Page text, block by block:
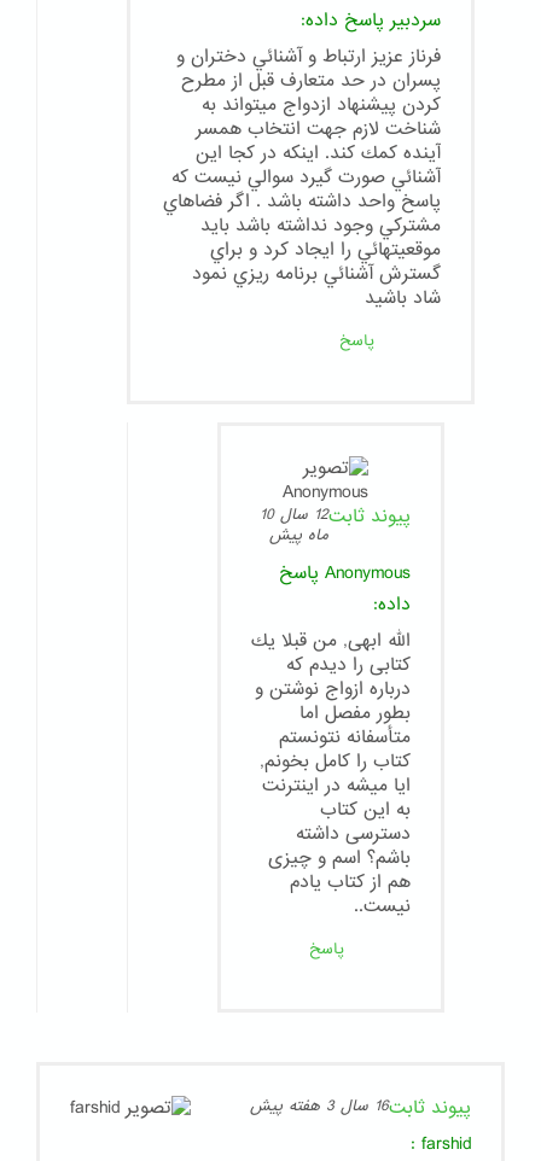
سردبیر پاسخ داده:
فرناز عزيز ارتباط و آشنائي دختران و
پسران در حد متعارف قبل از مطرح
كردن پيشنهاد ازدواج ميتواند به
شناخت لازم جهت انتخاب همسر
آينده كمك كند. اينكه در كجا اين
آشنائي صورت گيرد سوالي نيست كه
پاسخ واحد داشته باشد . اگر فضاهاي
مشتركي وجود نداشته باشد بايد
موقعيتهائي را ايجاد كرد و براي
گسترش آشنائي برنامه ريزي نمود
شاد باشيد
پاسخ
پیوند ثابت
12 سال 10
ماه پیش
Anonymous پاسخ
داده:
الله ابهى, من قبلا يك
كتابى را ديدم كه
درباره ازواج نوشتن و
بطور مفصل اما
متأسفانه نتونستم
كتاب را كامل بخونم,
ايا ميشه در اينترنت
به اين كتاب
دسترسى داشته
باشم؟ اسم و چيزى
هم از كتاب يادم
نيست..
پاسخ
پیوند ثابت16 سال 3 هفته پیش
farshid
: